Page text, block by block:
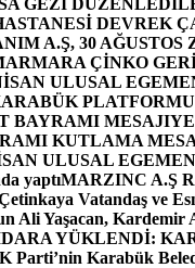
GEZİ
DEVREK
A.Ş, 30
ÇİNKO
ULUSAL
PLATFORMU
BAYRAMI MESAJI
KUTLAMA
ULUSAL
yaptıMARZINC A.Ş
Vatandaş ve
Ali Yaşacan, Kardemir
YÜKLENDİ:
Parti’nin Karabük